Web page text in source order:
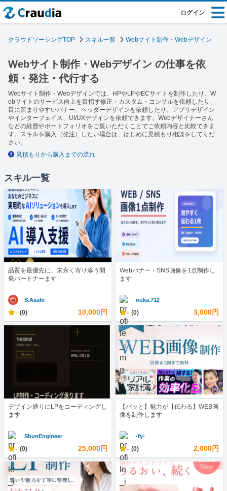
ログイン
クラウドソーシングTOP スキル一覧 Webサイト制作・Webデザイン
Webサイト制作・Webデザイン の仕事を依
頼・発注・代行する
Webサイト制作・Webデザインでは、HPやLPやECサイトを制作したり、W
ebサイトのサービス向上を目指す修正・カスタム・コンサルを依頼したり、
目に留まりやすいバナー、ヘッダーデザインを依頼したり、アプリデザイン
やインターフェイス、UI/UXデザインを依頼できます。Webデザイナーさん
などの経歴やポートフォリオをご覧いただくことでご依頼内容と比較できま
す。スキルを購入（発注）したい場合は、はじめに見積もり相談をしてくだ
さい。
見積もりから購入までの流れ
スキル一覧
品質を最優先に、末永く寄り添う開
発パートナーます
S.Asahi
- (0) 10,000円
Webバナー・SNS画像を1点制作し
ます
ouka.712
- (0) 3,000円
デザイン通りにLPをコーディングし
ます
ShunEngineer
- (0) 25,000円
【パッと】魅力が【伝わる】WEB画
像を制作します
-fy-
- (0) 2,000円